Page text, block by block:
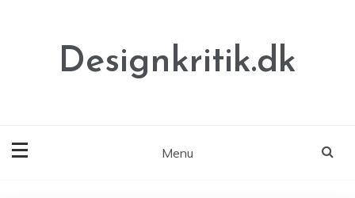
Designkritik.dk
Menu